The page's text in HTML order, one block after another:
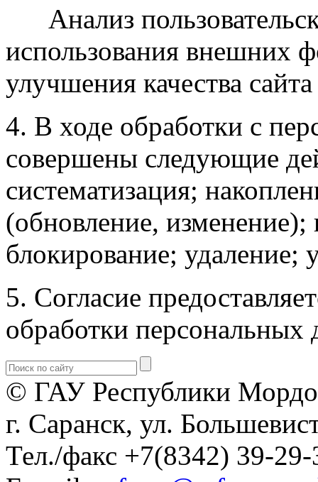
Анализ
использования внешних
улучшения качества
4. В ходе обработки с
совершены следующие
систематизация;
(обновление, изменение);
блокирование; удаление;
5. Согласие
обработки персональных
© ГАУ Республики
г. Саранск, ул.
Тел./факс +7(8342) 39-29-